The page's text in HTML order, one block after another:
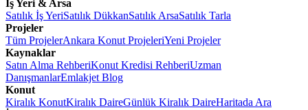
İş Yeri & Arsa
Satılık İş YeriSatılık DükkanSatılık ArsaSatılık Tarla
Projeler
Tüm ProjelerAnkara Konut ProjeleriYeni Projeler
Kaynaklar
Satın Alma RehberiKonut Kredisi RehberiUzman
DanışmanlarEmlakjet Blog
Konut
Kiralık KonutKiralık DaireGünlük Kiralık DaireHaritada Ara